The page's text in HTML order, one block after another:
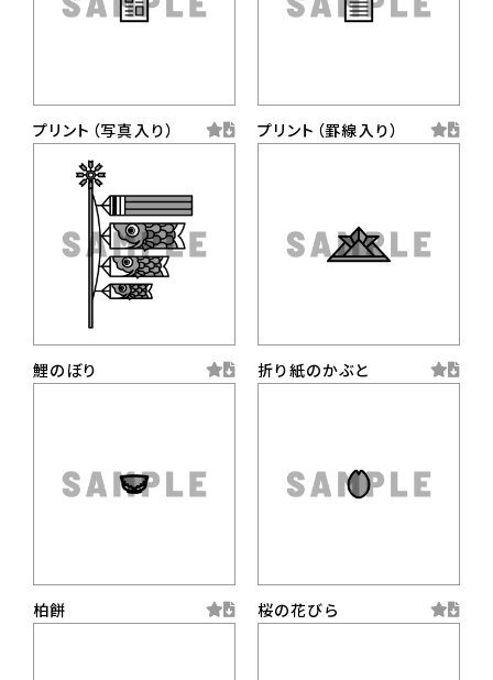
プリント（写真入り） プリント（罫線入り）
鯉のぼり 折り紙のかぶと
柏餅 桜の花びら